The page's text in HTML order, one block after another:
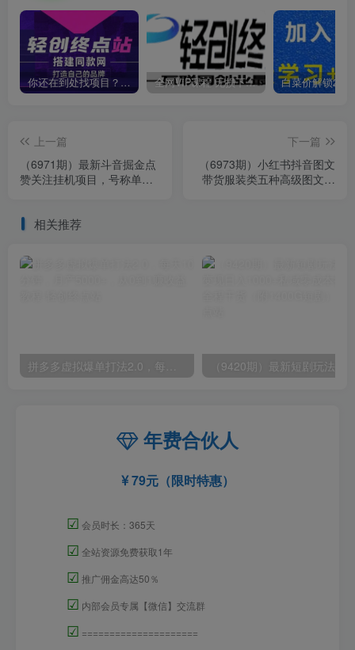
你还在到处找项目？还在当韭菜？我靠卖项目一个月收入5万+，曾经我也是个失败者。 全网VIP课程 无损下载~
上一篇
（6971期）最新斗音掘金点
赞关注挂机项目，号称单机
下一篇
（6973期）小红书抖音图文
带货服装类五种高级图文制
相关推荐
年费合伙人
79元（限时特惠）
☑ 会员时长：365天
☑ 全站资源免费获取1年
☑ 推广佣金高达50％
☑ 内部会员专属【微信】交流群
☑ =====================